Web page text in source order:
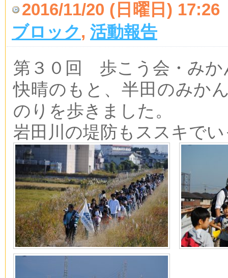
2016/11/20 (日曜日) 17:26
ブロック, 活動報告
第３０回 歩こう会・み
快晴のもと、半田のみか
のりを歩きました。
岩田川の堤防もススキで